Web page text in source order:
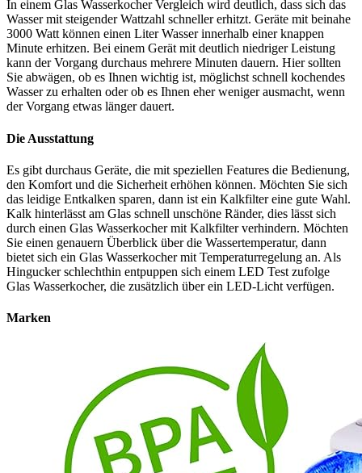
In einem Glas Wasserkocher Vergleich wird deutlich, dass sich das
Wasser mit steigender Wattzahl schneller erhitzt. Geräte mit beinahe
3000 Watt können einen Liter Wasser innerhalb einer knappen
Minute erhitzen. Bei einem Gerät mit deutlich niedriger Leistung
kann der Vorgang durchaus mehrere Minuten dauern. Hier sollten
Sie abwägen, ob es Ihnen wichtig ist, möglichst schnell kochendes
Wasser zu erhalten oder ob es Ihnen eher weniger ausmacht, wenn
der Vorgang etwas länger dauert.
Die Ausstattung
Es gibt durchaus Geräte, die mit speziellen Features die Bedienung,
den Komfort und die Sicherheit erhöhen können. Möchten Sie sich
das leidige Entkalken sparen, dann ist ein Kalkfilter eine gute Wahl.
Kalk hinterlässt am Glas schnell unschöne Ränder, dies lässt sich
durch einen Glas Wasserkocher mit Kalkfilter verhindern. Möchten
Sie einen genauern Überblick über die Wassertemperatur, dann
bietet sich ein Glas Wasserkocher mit Temperaturregelung an. Als
Hingucker schlechthin entpuppen sich einem LED Test zufolge
Glas Wasserkocher, die zusätzlich über ein LED-Licht verfügen.
Marken